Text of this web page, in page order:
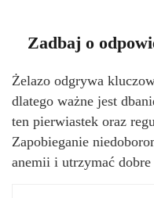
Zadbaj o
Żelazo odgrywa
dlatego ważne jest
ten pierwiastek oraz
Zapobieganie
anemii i utrzymać